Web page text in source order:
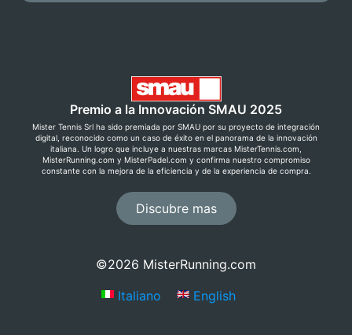
Premio a la Innovación SMAU 2025
Mister Tennis Srl ha sido premiada por SMAU por su proyecto de integración
digital, reconocido como un caso de éxito en el panorama de la innovación
italiana. Un logro que incluye a nuestras marcas MisterTennis.com,
MisterRunning.com y MisterPadel.com y confirma nuestro compromiso
constante con la mejora de la eficiencia y de la experiencia de compra.
Discubre mas
©2026 MisterRunning.com
Italiano
English
Club!
precios exclusivos, devolución gratuita y muchas